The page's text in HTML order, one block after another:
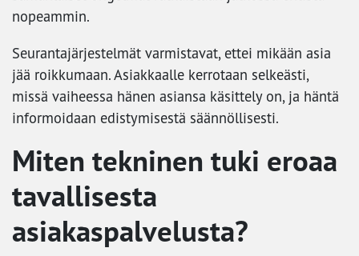
nopeammin.
Seurantajärjestelmät varmistavat, ettei mikään asia
jää roikkumaan. Asiakkaalle kerrotaan selkeästi,
missä vaiheessa hänen asiansa käsittely on, ja häntä
informoidaan edistymisestä säännöllisesti.
Miten tekninen tuki eroaa
tavallisesta
asiakaspalvelusta?